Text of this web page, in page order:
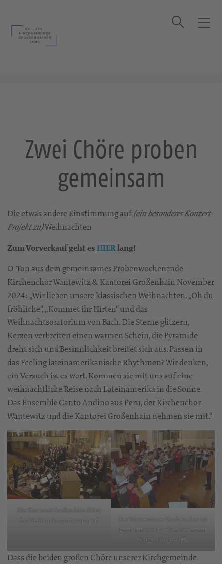
T
Suche
Zwei Chöre proben
gemeinsam
Die etwas andere Einstimmung auf(ein besonderes Konzert-
Projekt zu)Weihnachten
Zum Vorverkauf geht esHIERlang!
O-Ton aus dem gemeinsames Probenwochenende
Kirchenchor Wantewitz & Kantorei Großenhain November
2024: „Wir lieben unsere klassischen Weihnachten. „Oh du
fröhliche“, „Kommet ihr Hirten“ und das
Weihnachtsoratorium von Bach. Die Sterne glitzern,
Kerzen verbreiten einen warmen Schein, die Pyramide
dreht sich und Besinnlichkeit breitet sich aus. Passen in
das Feeling lateinamerikanische Rhythmen? Wir denken,
ein Versuch ist es wert. Kommen sie mit uns auf eine
weihnachtliche Reise nach Lateinamerika in die Sonne.
Das Ensemble Canto Andino aus Peru, der Kirchenchor
Wantewitz und die Kantorei Großenhain nehmen sie mit.“
Die Kantorei Großenhain führt
das Weihnachtsoratorium auf.
Der Wantewitzer Kirchenchor ist
gern unterwegs – hier bei einem
Konzert in Litauen.
Dass die beiden großen Chöre unserer Kirchgemeinde